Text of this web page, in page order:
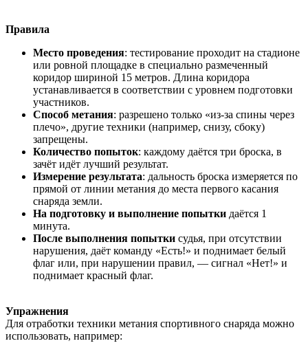
Правила
Место проведения: тестирование проходит на стадионе
или ровной площадке в специально размеченный
коридор шириной 15 метров. Длина коридора
устанавливается в соответствии с уровнем подготовки
участников.
Способ метания: разрешено только «из-за спины через
плечо», другие техники (например, снизу, сбоку)
запрещены.
Количество попыток: каждому даётся три броска, в
зачёт идёт лучший результат.
Измерение результата: дальность броска измеряется по
прямой от линии метания до места первого касания
снаряда земли.
На подготовку и выполнение попытки даётся 1
минута.
После выполнения попытки судья, при отсутствии
нарушения, даёт команду «Есть!» и поднимает белый
флаг или, при нарушении правил, — сигнал «Нет!» и
поднимает красный флаг.
Упражнения
Для отработки техники метания спортивного снаряда можно
использовать, например: